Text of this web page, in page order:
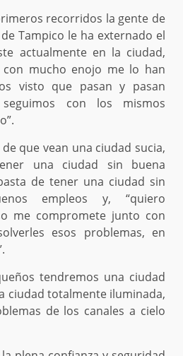
recorridos la gente de
Tampico le ha externado el
actualmente en la ciudad,
con mucho enojo me lo han
visto que pasan y pasan
con los mismos
que vean una ciudad sucia,
una ciudad sin buena
de tener una ciudad sin
empleos y, “quiero
me compromete junto con
esos problemas, en
tendremos una ciudad
ciudad totalmente iluminada,
de los canales a cielo